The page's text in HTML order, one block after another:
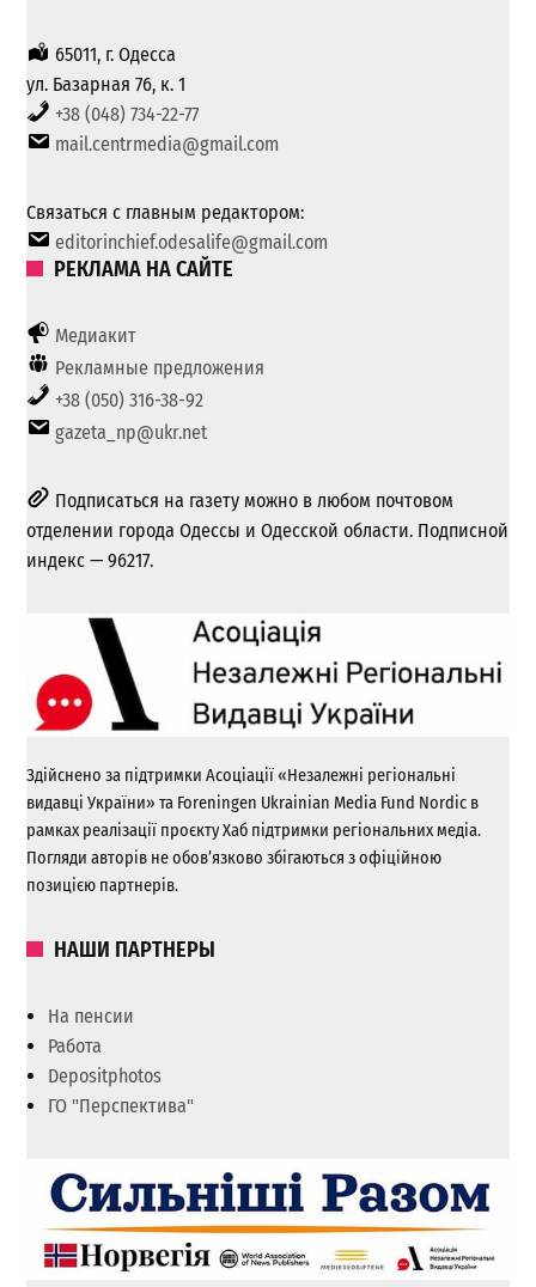
65011, г. Одесса
ул. Базарная 76, к. 1
+38 (048) 734-22-77
mail.centrmedia@gmail.com
Связаться с главным редактором:
editorinchief.odesalife@gmail.com
РЕКЛАМА НА САЙТЕ
Медиакит
Рекламные предложения
+38 (050) 316-38-92
gazeta_np@ukr.net
Подписаться на газету можно в любом почтовом
отделении города Одессы и Одесской области. Подписной
индекс — 96217.
Здійснено за підтримки Асоціації «Незалежні регіональні
видавці України» та Foreningen Ukrainian Media Fund Nordic в
рамках реалізації проєкту Хаб підтримки регіональних медіа.
Погляди авторів не обов’язково збігаються з офіційною
позицією партнерів.
НАШИ ПАРТНЕРЫ
На пенсии
Работа
Depositphotos
ГО "Перспектива"